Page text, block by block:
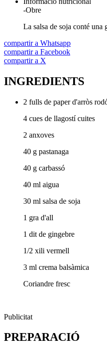
-Obre
La salsa de soja conté una
compartir a Whatsapp
compartir a Facebook
compartir a X
INGREDIENTS
2 fulls de paper d'arròs
4 cues de llagostí cuites
2 anxoves
40 g pastanaga
40 g carbassó
40 ml aigua
30 ml salsa de soja
1 gra d'all
1 dit de gingebre
1/2 xili vermell
3 ml crema balsàmica
Coriandre fresc
Publicitat
PREPARACIÓ